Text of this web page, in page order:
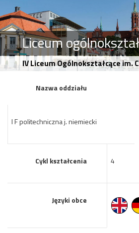
Liceum
IV Liceum Ogólnokształcące
Nazwa oddziału
I F politechniczna j. niemiecki
Cykl kształcenia 4
Języki obce